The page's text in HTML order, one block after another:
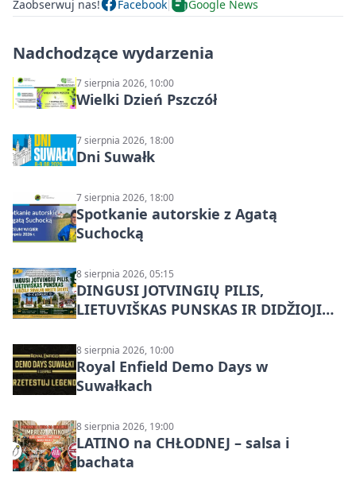
Zaobserwuj nas! Facebook Google News
Nadchodzące wydarzenia
7 sierpnia 2026, 10:00
Wielki Dzień Pszczół
7 sierpnia 2026, 18:00
Dni Suwałk
7 sierpnia 2026, 18:00
Spotkanie autorskie z Agatą
Suchocką
8 sierpnia 2026, 05:15
DINGUSI JOTVINGIŲ PILIS,
LIETUVIŠKAS PUNSKAS IR DIDŽIOJI
DZŪKIJOS – jednodienė kelionė
8 sierpnia 2026, 10:00
Royal Enfield Demo Days w
Suwałkach
8 sierpnia 2026, 19:00
LATINO na CHŁODNEJ – salsa i
bachata